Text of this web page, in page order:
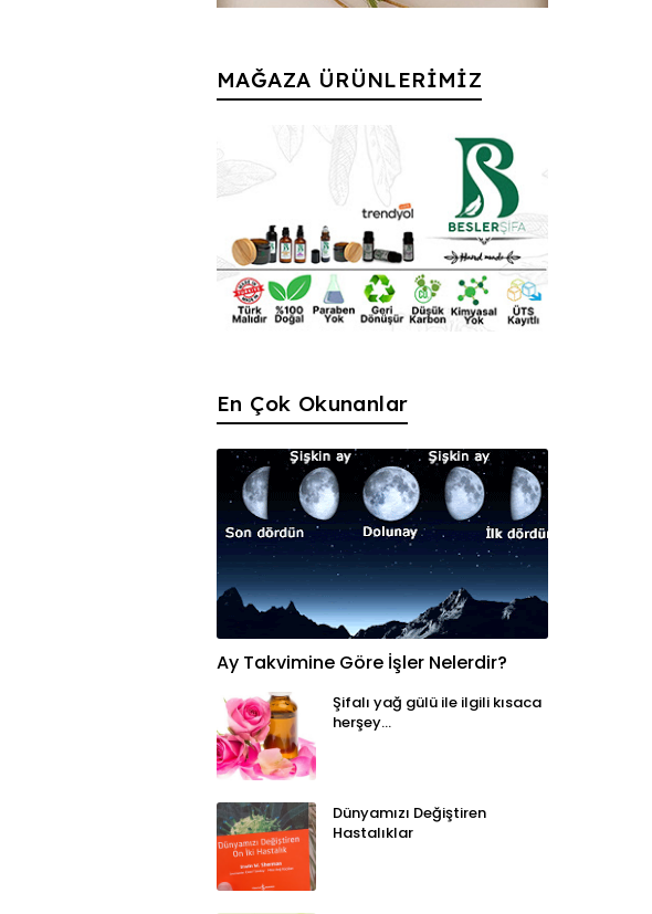
MAĞAZA ÜRÜNLERİMİZ
En Çok Okunanlar
Ay Takvimine Göre İşler Nelerdir?
Şifalı yağ gülü ile ilgili kısaca
herşey...
Dünyamızı Değiştiren
Hastalıklar